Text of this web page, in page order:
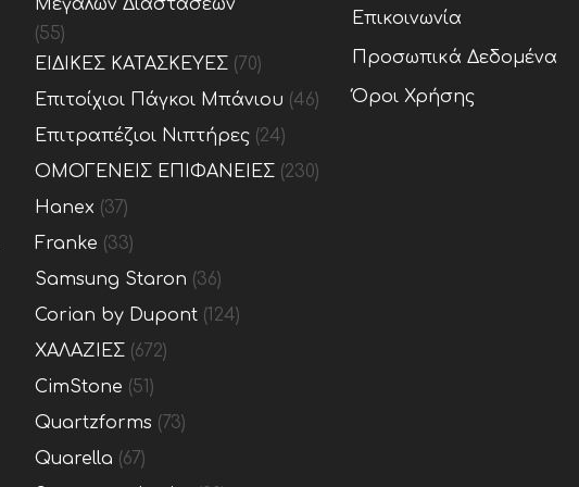
(55)
ΕΙΔΙΚΕΣ ΚΑΤΑΣΚΕΥΕΣ (70)
Επιτοίχιοι Πάγκοι Μπάνιου (46)
Επιτραπέζιοι Νιπτήρες (24)
ΟΜΟΓΕΝΕΙΣ ΕΠΙΦΑΝΕΙΕΣ (230)
Hanex (37)
Franke (33)
Samsung Staron (36)
Corian by Dupont (124)
ΧΑΛΑΖΙΕΣ (672)
CimStone (51)
Quartzforms (73)
Quarella (67)
Επικοινωνία
Προσωπικά Δεδομένα
Όροι Χρήσης